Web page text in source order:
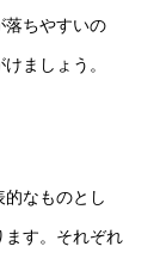
落ちやすいの
ましょう。
なものとし
ます。それぞれ